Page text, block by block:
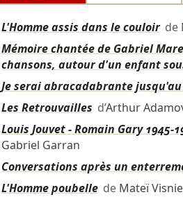
L'Homme assis dans le couloirde
Mémoire chantée de Gabriel
chansons, autour d'un enfant
Je serai abracadabrante
Les Retrouvailles d’Arthur
Louis Jouvet - Romain Gary 1945-
Gabriel Garran
Conversations après un
L'Homme poubellede Mateï